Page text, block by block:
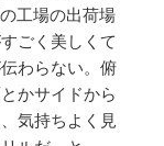
工場の出荷場
ごく美しくて
わらない。俯
かサイドから
気持ちよく見